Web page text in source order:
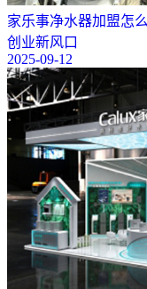
家乐事净水器加盟怎
创业新风口
2025-09-12